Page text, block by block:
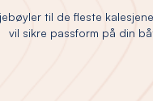
til de fleste
vil sikre passform på din